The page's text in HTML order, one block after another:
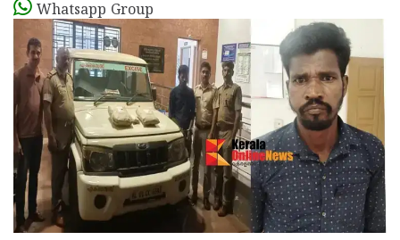
Whatsapp Group